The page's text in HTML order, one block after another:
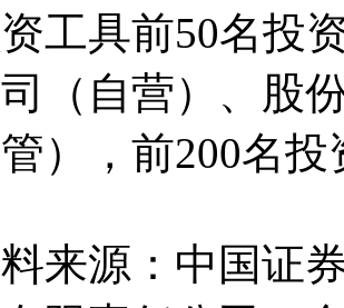
工具前50名投
（自营）、股
管），前200名
料来源：中国证